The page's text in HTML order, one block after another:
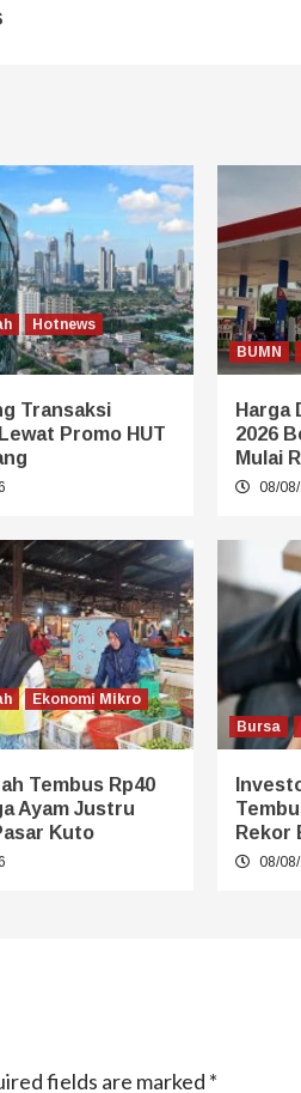
Hotnews
Transaksi
Promo HUT
BUMN
Harga
2026
Mulai
08/
Ekonomi Mikro
Tembus Rp40
Ayam Justru
Kuto
Bursa
Rekor
08/
fields are marked *